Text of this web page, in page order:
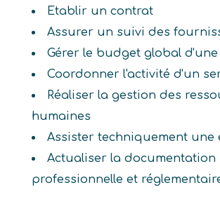
Etablir un contrat
Assurer un suivi des
Gérer le budget global
Coordonner l'activité d'un
Réaliser la gestion des
humaines
Assister techniquement une
Actualiser la documentation
professionnelle et